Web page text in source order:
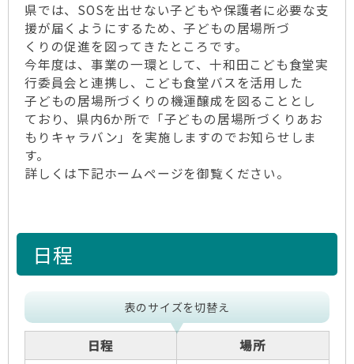
県では、SOSを出せない子どもや保護者に必要な支
援が届くようにするため、子どもの居場所づ
くりの促進を図ってきたところです。
今年度は、事業の一環として、十和田こども食堂実
行委員会と連携し、こども食堂バスを活用した
子どもの居場所づくりの機運醸成を図ることとし
ており、県内6か所で「子どもの居場所づくりあお
もりキャラバン」を実施しますのでお知らせしま
す。
詳しくは下記ホームページを御覧ください。
日程
表のサイズを切替え
日程
場所